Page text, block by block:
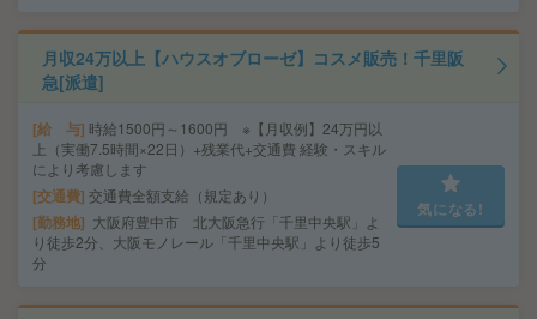
月収24万以上【ハウスオブローゼ】コスメ販売！千里阪
急[派遣]
給 与 時給1500円～1600円 ※【月収例】24万円以
上（実働7.5時間×22日）+残業代+交通費 経験・スキル
により考慮します
交通費 交通費全額支給（規定あり）
勤務地
大阪府豊中市 北大阪急行「千里中央駅」よ
り徒歩2分、大阪モノレール「千里中央駅」より徒歩5
分
気になる!